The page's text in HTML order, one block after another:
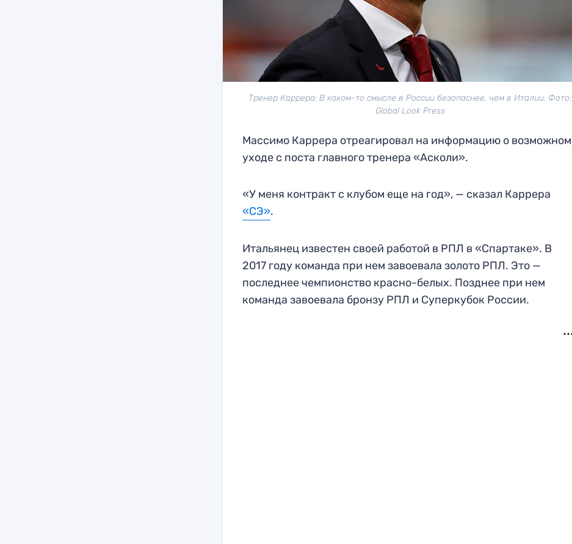
Тренер Каррера: В каком-то смысле в России безопаснее, чем в Италии. Фото:
Global Look Press
Массимо Каррера отреагировал на информацию о возможном
уходе с поста главного тренера «Асколи».
«У меня контракт с клубом еще на год», — сказал Каррера
«СЭ».
Итальянец известен своей работой в РПЛ в «Спартаке». В
2017 году команда при нем завоевала золото РПЛ. Это —
последнее чемпионство красно-белых. Позднее при нем
команда завоевала бронзу РПЛ и Суперкубок России.